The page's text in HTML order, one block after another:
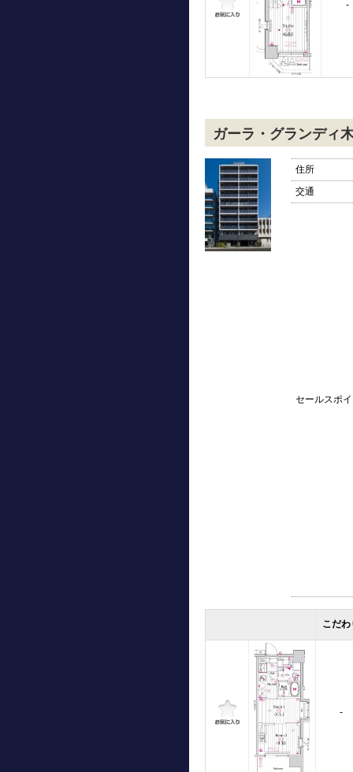
-
ガーラ・グランディ
住所
交通
セールスポ
こだわ
-